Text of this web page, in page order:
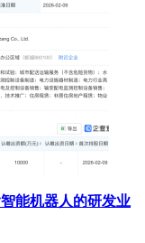
能机器人的研发业